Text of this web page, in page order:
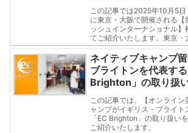
この記事では2025年10月5日
に東京・大阪で開催される【
ッシュインターナショナル
てご紹介いたします。東京・
フェアでは、入場無料で留学
どができるイベントです。
ネイティブキャンプ
ブライトンを代表す
Brighton」の取り扱
この記事では、【オンライン
ャンプがイギリス・ブライ
「EC Brighton」の取り扱い
ご紹介いたします。